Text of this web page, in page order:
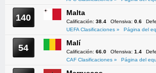
140 Malta
Calificación: 38.4 Ofensiva: 0.6
UEFA Clasificaciones »
Página del
54 Malí
Calificación: 66.0 Ofensiva: 1.4
CAF Clasificaciones »
Página del